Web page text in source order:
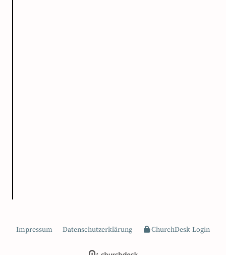
Impressum Datenschutzerklärung ChurchDesk-Login